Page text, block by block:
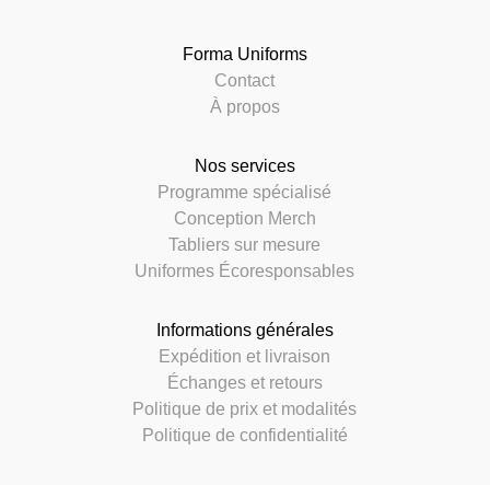
Forma Uniforms
Contact
À propos
Nos services
Programme spécialisé
Conception Merch
Tabliers sur mesure
Uniformes Écoresponsables
Informations générales
Expédition et livraison
Échanges et retours
Politique de prix et modalités
Politique de confidentialité